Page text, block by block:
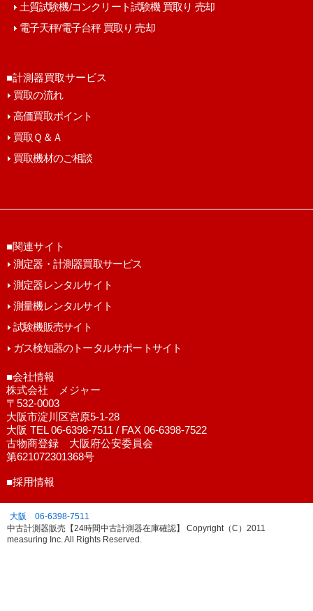
土質試験機/コンクリート試験機 買取り 売却
電子天秤/電子台秤 買取り 売却
■計測器買取サービス
買取の流れ
高価買取ポイント
買取Ｑ＆Ａ
買取機材のご相談
■関連サイト
測定器・計測器買取サービス
測定器レンタルサイト
測量機レンタルサイト
試験機販売サイト
ガス検知器のトータルサポートサイト
■会社情報
株式会社 メジャー
〒532-0003
大阪市淀川区宮原5-1-28
大阪 TEL 06-6398-7511 / FAX 06-6398-7522
古物商登録 大阪府公安委員会
第621072301368号
■採用情報
大阪 06-6398-7511
中古計測器販売【24時間中古計測器在庫確認】 Copyright（C）2011
measuring Inc. All Rights Reserved.